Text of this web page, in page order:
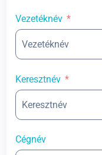
Vezetéknév
Keresztnév
Cégnév